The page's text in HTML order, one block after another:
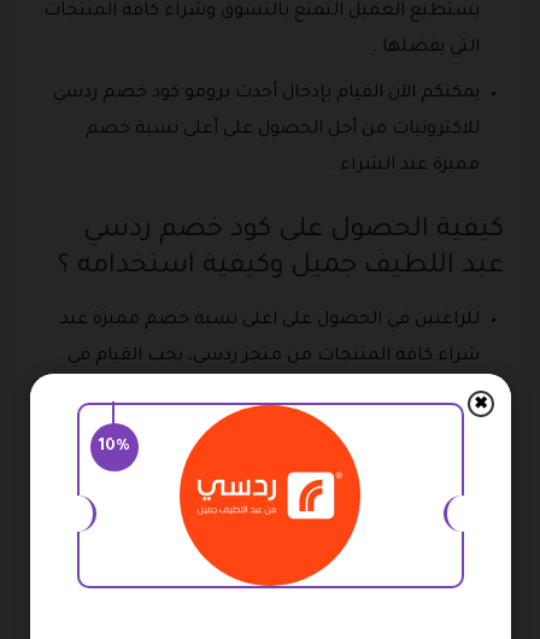
يستطيع العميل التمتع بالتسوق وشراء كافة المنتجات
التي يفضلها .
يمكنكم الآن القيام بإدخال أحدث برومو كود خصم ردسي
للاكترونيات من أجل الحصول على أعلى نسبة خصم
مميزة عند الشراء .
كيفية الحصول على كود خصم ردسي
عبد اللطيف جميل وكيفية استخدامه ؟
للراغبين في الحصول على اعلى نسبة خصم مميزة عند
شراء كافة المنتجات من متجر ردسي، يجب القيام في
بداية الأمر باختيار كافة المنتجات المفضلة من الموقع
وإضافتها إلى حقيبة التسوق .
ومن ثم يقوم العميل بالدخول إلى بوابة الكوبونات من أجل
اختيار أفضل وأعلى برومو كود ردسي علي الاجهزة
خلال هذه الخطوة يتم نسخ ذلك القيام ثم إضافته مرة
10%
✖